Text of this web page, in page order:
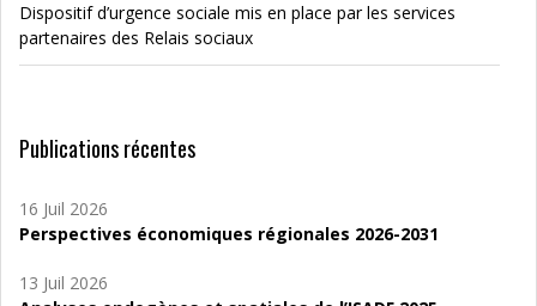
Dispositif d’urgence sociale mis en place par les services
partenaires des Relais sociaux
Publications récentes
16 Juil 2026
Perspectives économiques régionales 2026-2031
13 Juil 2026